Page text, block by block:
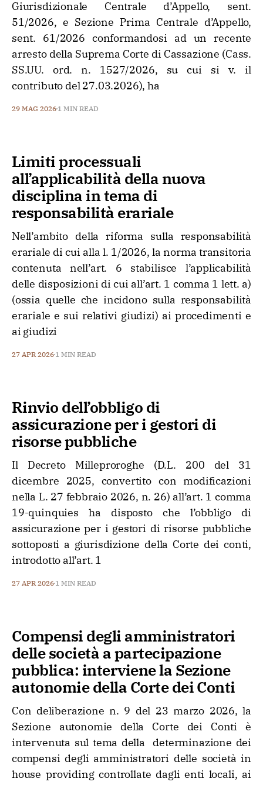
Giurisdizionale Centrale d’Appello, sent.
51/2026, e Sezione Prima Centrale d’Appello,
sent. 61/2026 conformandosi ad un recente
arresto della Suprema Corte di Cassazione (Cass.
SS.UU. ord. n. 1527/2026, su cui si v. il
contributo del 27.03.2026), ha
29 MAG 2026 1 MIN READ
Limiti processuali
all’applicabilità della nuova
disciplina in tema di
responsabilità erariale
Nell’ambito della riforma sulla responsabilità
erariale di cui alla l. 1/2026, la norma transitoria
contenuta nell’art. 6 stabilisce l’applicabilità
delle disposizioni di cui all’art. 1 comma 1 lett. a)
(ossia quelle che incidono sulla responsabilità
erariale e sui relativi giudizi) ai procedimenti e
ai giudizi
27 APR 2026 1 MIN READ
Rinvio dell’obbligo di
assicurazione per i gestori di
risorse pubbliche
Il Decreto Milleproroghe (D.L. 200 del 31
dicembre 2025, convertito con modificazioni
nella L. 27 febbraio 2026, n. 26) all’art. 1 comma
19-quinquies ha disposto che l’obbligo di
assicurazione per i gestori di risorse pubbliche
sottoposti a giurisdizione della Corte dei conti,
introdotto all’art. 1
27 APR 2026 1 MIN READ
Compensi degli amministratori
delle società a partecipazione
pubblica: interviene la Sezione
autonomie della Corte dei Conti
Con deliberazione n. 9 del 23 marzo 2026, la
Sezione autonomie della Corte dei Conti è
intervenuta sul tema della determinazione dei
compensi degli amministratori delle società in
house providing controllate dagli enti locali, ai